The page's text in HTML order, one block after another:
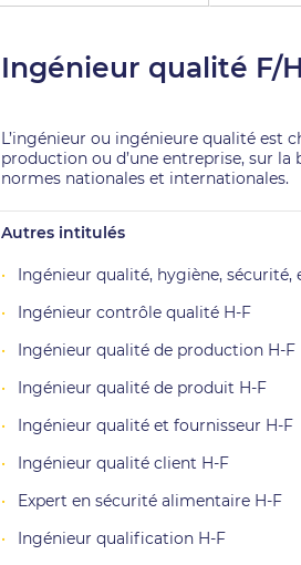
Ingénieur qualité F/H
L’ingénieur ou ingénieure qualité est
production ou d’une entreprise, sur
normes nationales et internationales.
Autres intitulés
Ingénieur qualité, hygiène, sécurité,
Ingénieur contrôle qualité H-F
Ingénieur qualité de production H-F
Ingénieur qualité de produit H-F
Ingénieur qualité et fournisseur H-F
Ingénieur qualité client H-F
Expert en sécurité alimentaire H-F
Ingénieur qualification H-F